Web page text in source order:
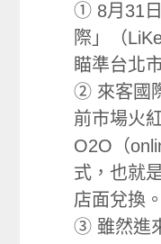
① 8月31
際」（
瞄準台北
② 來客國
前市場火
O2O（
式，也就
店面兌換。
③ 雖然進